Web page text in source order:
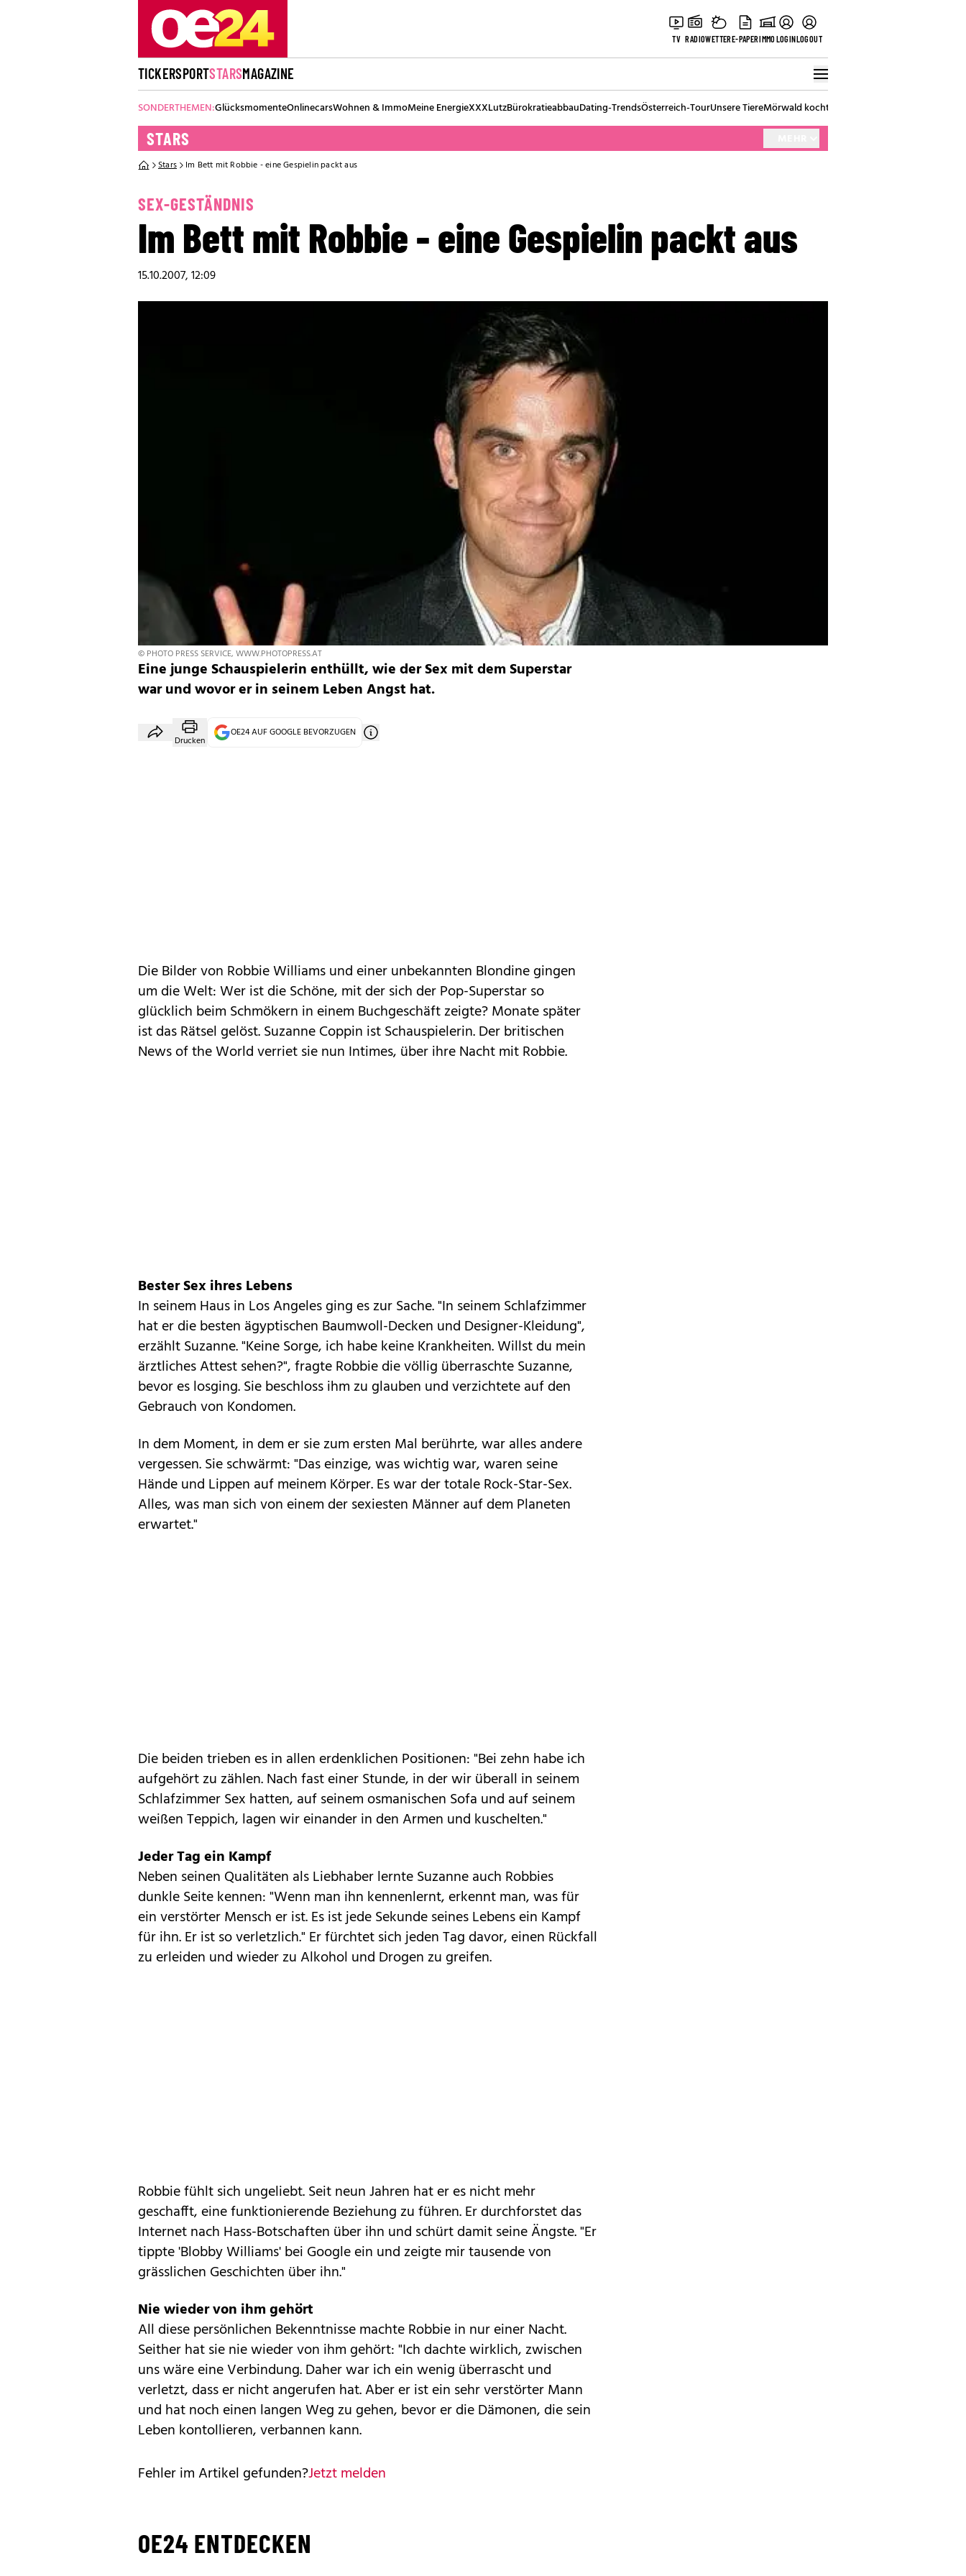
TV RADIOWETTERE-PAPERIMMOLOGINLOGOUT
TICKERSPORTSTARSMAGAZINE
SONDERTHEMEN:GlücksmomenteOnlinecarsWohnen & ImmoMeine EnergieXXXLutzBürokratieabbauDating-TrendsÖsterreich-TourUnsere TiereMörwald kocht
STARS
Stars Im Bett mit Robbie - eine Gespielin packt aus
SEX-GESTÄNDNIS
Im Bett mit Robbie - eine Gespielin packt aus
15.10.2007, 12:09
© PHOTO PRESS SERVICE, WWW.PHOTOPRESS.AT
Eine junge Schauspielerin enthüllt, wie der Sex mit dem Superstar
war und wovor er in seinem Leben Angst hat.
Drucken
OE24 AUF GOOGLE BEVORZUGEN
Die Bilder von Robbie Williams und einer unbekannten Blondine gingen
um die Welt: Wer ist die Schöne, mit der sich der Pop-Superstar so
glücklich beim Schmökern in einem Buchgeschäft zeigte? Monate später
ist das Rätsel gelöst. Suzanne Coppin ist Schauspielerin. Der britischen
News of the World verriet sie nun Intimes, über ihre Nacht mit Robbie.
Bester Sex ihres Lebens
In seinem Haus in Los Angeles ging es zur Sache. "In seinem Schlafzimmer
hat er die besten ägyptischen Baumwoll-Decken und Designer-Kleidung",
erzählt Suzanne. "Keine Sorge, ich habe keine Krankheiten. Willst du mein
ärztliches Attest sehen?", fragte Robbie die völlig überraschte Suzanne,
bevor es losging. Sie beschloss ihm zu glauben und verzichtete auf den
Gebrauch von Kondomen.
In dem Moment, in dem er sie zum ersten Mal berührte, war alles andere
vergessen. Sie schwärmt: "Das einzige, was wichtig war, waren seine
Hände und Lippen auf meinem Körper. Es war der totale Rock-Star-Sex.
Alles, was man sich von einem der sexiesten Männer auf dem Planeten
erwartet."
Die beiden trieben es in allen erdenklichen Positionen: "Bei zehn habe ich
aufgehört zu zählen. Nach fast einer Stunde, in der wir überall in seinem
Schlafzimmer Sex hatten, auf seinem osmanischen Sofa und auf seinem
weißen Teppich, lagen wir einander in den Armen und kuschelten."
Jeder Tag ein Kampf
Neben seinen Qualitäten als Liebhaber lernte Suzanne auch Robbies
dunkle Seite kennen: "Wenn man ihn kennenlernt, erkennt man, was für
ein verstörter Mensch er ist. Es ist jede Sekunde seines Lebens ein Kampf
für ihn. Er ist so verletzlich." Er fürchtet sich jeden Tag davor, einen Rückfall
zu erleiden und wieder zu Alkohol und Drogen zu greifen.
Robbie fühlt sich ungeliebt. Seit neun Jahren hat er es nicht mehr
geschafft, eine funktionierende Beziehung zu führen. Er durchforstet das
Internet nach Hass-Botschaften über ihn und schürt damit seine Ängste. "Er
tippte 'Blobby Williams' bei Google ein und zeigte mir tausende von
grässlichen Geschichten über ihn."
Nie wieder von ihm gehört
All diese persönlichen Bekenntnisse machte Robbie in nur einer Nacht.
Seither hat sie nie wieder von ihm gehört: "Ich dachte wirklich, zwischen
uns wäre eine Verbindung. Daher war ich ein wenig überrascht und
verletzt, dass er nicht angerufen hat. Aber er ist ein sehr verstörter Mann
und hat noch einen langen Weg zu gehen, bevor er die Dämonen, die sein
Leben kontollieren, verbannen kann.
Fehler im Artikel gefunden?Jetzt melden
OE24 ENTDECKEN